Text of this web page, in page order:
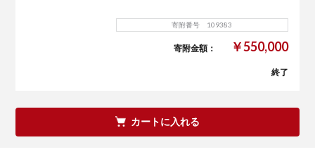
寄附番号 109383
寄附金額： ￥550,000
終了
カートに入れる